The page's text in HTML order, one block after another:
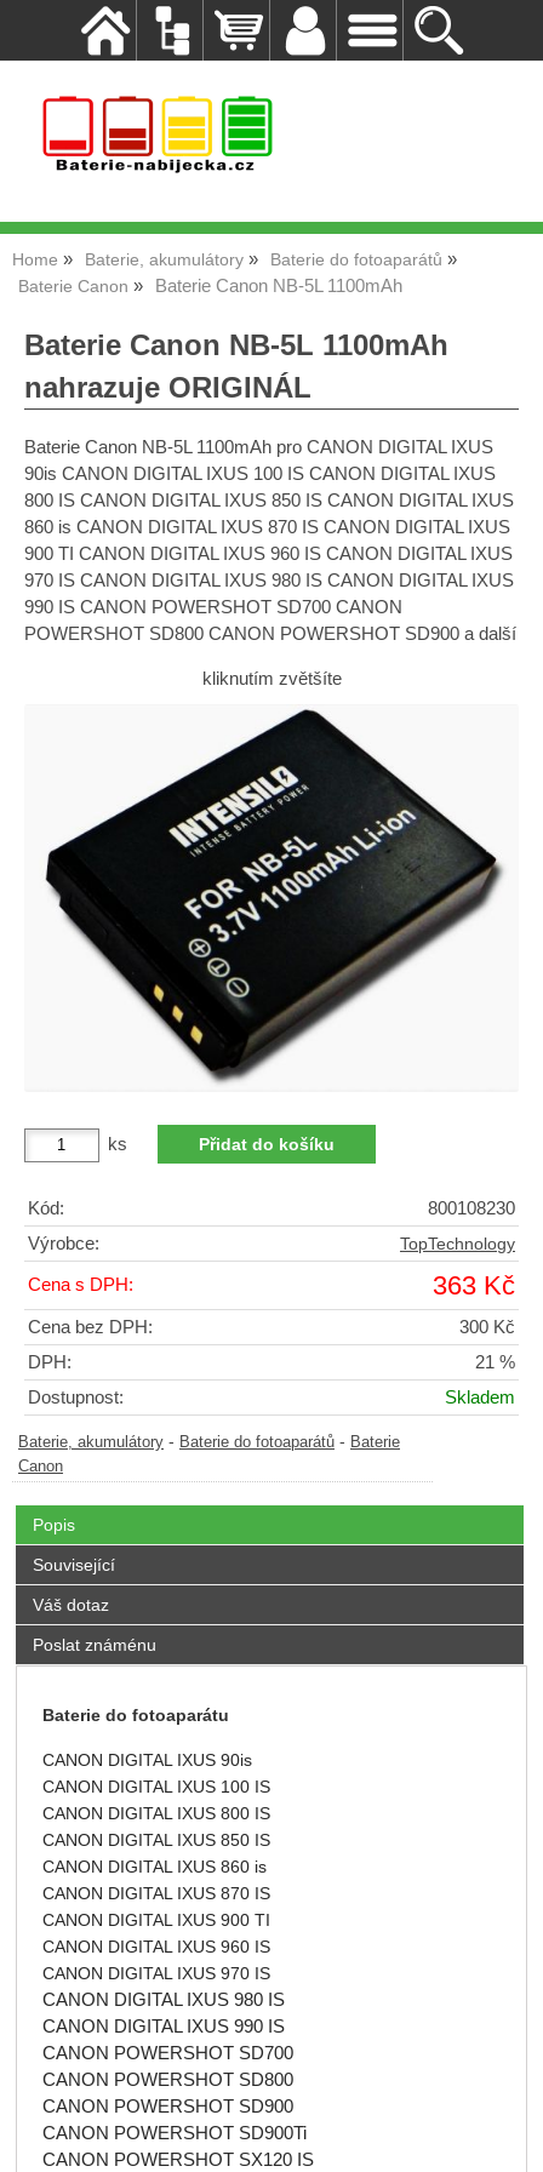
Home Baterie, akumulátory
Baterie do fotoaparátů
Baterie Canon
Baterie Canon NB-5L 1100mAh
Baterie Canon NB-5L 1100mAh
nahrazuje ORIGINÁL
Baterie Canon NB-5L 1100mAh pro CANON DIGITAL IXUS
90is CANON DIGITAL IXUS 100 IS CANON DIGITAL IXUS
800 IS CANON DIGITAL IXUS 850 IS CANON DIGITAL IXUS
860 is CANON DIGITAL IXUS 870 IS CANON DIGITAL IXUS
900 TI CANON DIGITAL IXUS 960 IS CANON DIGITAL IXUS
970 IS CANON DIGITAL IXUS 980 IS CANON DIGITAL IXUS
990 IS CANON POWERSHOT SD700 CANON
POWERSHOT SD800 CANON POWERSHOT SD900 a další
kliknutím zvětšíte
ks
Kód:
800108230
Výrobce:
TopTechnology
Cena s DPH: 363 Kč
Cena bez DPH:
300 Kč
DPH:
21 %
Dostupnost:
Skladem
Baterie, akumulátory - Baterie do fotoaparátů - Baterie
Canon
Popis
Související
Váš dotaz
Poslat známénu
Baterie do fotoaparátu
CANON DIGITAL IXUS 90is
CANON DIGITAL IXUS 100 IS
CANON DIGITAL IXUS 800 IS
CANON DIGITAL IXUS 850 IS
CANON DIGITAL IXUS 860 is
CANON DIGITAL IXUS 870 IS
CANON DIGITAL IXUS 900 TI
CANON DIGITAL IXUS 960 IS
CANON DIGITAL IXUS 970 IS
CANON DIGITAL IXUS 980 IS
CANON DIGITAL IXUS 990 IS
CANON POWERSHOT SD700
CANON POWERSHOT SD800
CANON POWERSHOT SD900
CANON POWERSHOT SD900Ti
CANON POWERSHOT SX120 IS